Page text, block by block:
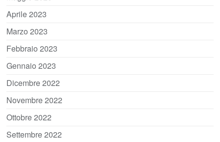
Aprile 2023
Marzo 2023
Febbraio 2023
Gennaio 2023
Dicembre 2022
Novembre 2022
Ottobre 2022
Settembre 2022